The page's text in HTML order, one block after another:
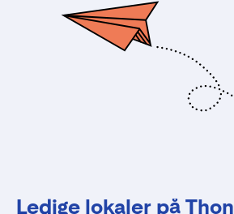
Ledige lokaler på